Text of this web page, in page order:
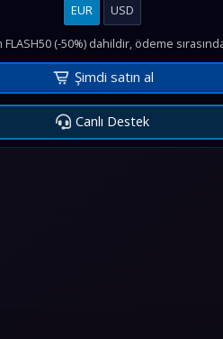
EUR USD
(-50%) dahildir, ödeme
Şimdi satın al
Canlı Destek